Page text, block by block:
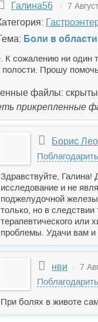
Галина56 · 7
Боли в
К сожалению ни один
Прошу
файлы:
прикрепленные
Борис
Поблагодарить
Здравствуйте, Галина!
исследование и не
поджелудочной
только, но в
терапевтического или
проблемы. Удачи вам и
нви · 7
Поблагодарить
При болях в животе